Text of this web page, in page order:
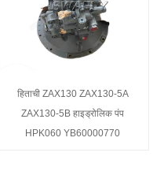
हिताची ZAX130 ZAX130-5A
ZAX130-5B हाइड्रोलिक पंप
HPK060 YB60000770